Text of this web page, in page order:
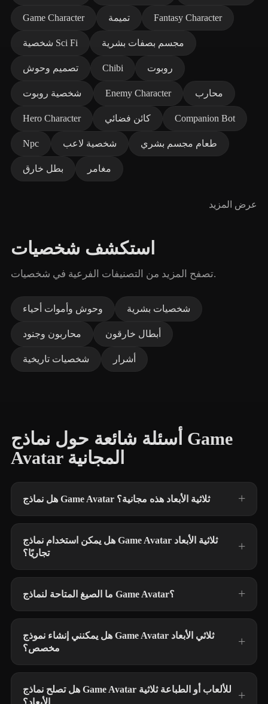
Game Character تميمة Fantasy Character
شخصية Sci Fi مجسم بصفات بشرية
تصميم وحوش Chibi روبوت
شخصية روبوت Enemy Character محارب
Hero Character كائن فضائي Companion Bot
Npc شخصية لاعب طعام مجسم بشري
بطل خارق مغامر
عرض المزيد
استكشف شخصيات
تصفح المزيد من التصنيفات الفرعية في شخصيات.
وحوش وأموات أحياء شخصيات بشرية
محاربون وجنود أبطال خارقون
شخصيات تاريخية أشرار
أسئلة شائعة حول نماذج Game
Avatar المجانية
هل نماذج Game Avatar ثلاثية الأبعاد هذه مجانية؟
هل يمكن استخدام نماذج Game Avatar ثلاثية الأبعاد
تجاريًا؟
ما الصيغ المتاحة لنماذج Game Avatar؟
هل يمكنني إنشاء نموذج Game Avatar ثلاثي الأبعاد
مخصص؟
هل تصلح نماذج Game Avatar للألعاب أو الطباعة ثلاثية
الأبعاد؟